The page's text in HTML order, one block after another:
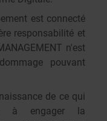
est connecté
responsabilité et
n'est
pouvant
de ce qui
à engager la